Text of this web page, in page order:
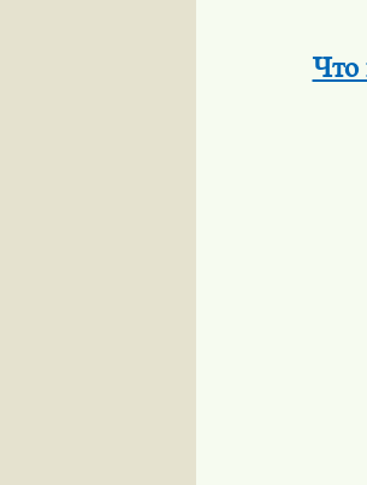
Что